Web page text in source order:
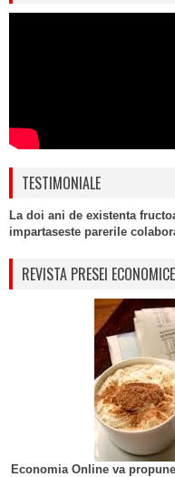
TESTIMONIALE
La doi ani de existenta
impartaseste parerile
REVISTA PRESEI
Economia Online va